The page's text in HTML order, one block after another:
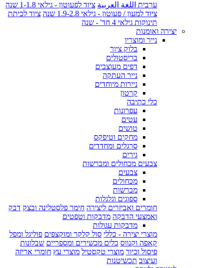
ערבית اللغة العربية ציוד לפעוטון - גילאי 1-1.8 שנה
ציוד למעון / פעוטון - גילאי 1.9-2.8 שנה
ציוד לכיתת
תינוקות גילאי 4 חד' - שנה
יצירה ואומנות
נייר ומוצריו
בלוק ציור
בריסטולים
דפים מעוצבים
נייר העתקה
ניירות מיוחדים
קרטון
כלי כתיבה
עפרונות
עטים
טושים
מחקים וטיפקס
סרגלים ומחדדים
גירים
צבעים מכחולים ומברשות
צבעים
מכחולים
מברשות
ספוגים וגלגלות
חומרים ואביזרים ליצירה חימר פלסטלינה ובצק דבק
ואמצעי הדבקה מדבקות וטפטים
מדבקות עגולות
מוצרי יצירה - כללי סול קלקר ומוקצפים פוליגל ומפל
קאפה וקנווס כלים מכשירים ומספריים שבלונות
פיסול וכיור מוצרי טקסטיל מוצרי עץ חומרי אריזה
ועיצוב תכשיטנות